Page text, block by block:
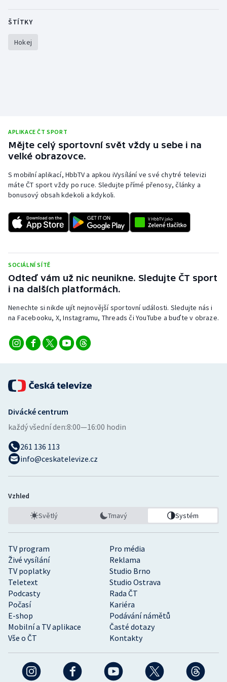
Gymnastika
Házená
Lezení
Lyže a snowboard
Moderní pětiboj
Motorsport
Parasport
Plavání
Plážový volejbal
Ragby
Rychlobruslení
Rychlostní kanoistika
Short track
Stolní tenis
Veslování
Vodní slalom
Volejbal
Ostatní
ŠTÍTKY
Hokej
APLIKACE ČT SPORT
Mějte celý sportovní svět vždy u sebe i na
velké obrazovce.
S mobilní aplikací, HbbTV a apkou iVysílání ve své chytré televizi
máte ČT sport vždy po ruce. Sledujte přímé přenosy, články a
bonusový obsah kdekoli a kdykoli.
SOCIÁLNÍ SÍTĚ
Odteď vám už nic neunikne. Sledujte ČT sport
i na dalších platformách.
Nenechte si nikde ujít nejnovější sportovní události. Sledujte nás i
na Facebooku, X, Instagramu, Threads či YouTube a buďte v obraze.
TV program
Pro média
Živé vysílání
Reklama
TV poplatky
Studio Brno
Teletext
Studio Ostrava
Podcasty
Rada ČT
Počasí
Kariéra
E-shop
Podávání námětů
Mobilní a TV aplikace
Časté dotazy
Vše o ČT
Kontakty
Divácké centrum
každý všední den:8:00—16:00 hodin
261 136 113
info@ceskatelevize.cz
Vzhled
Světlý Tmavý Systém